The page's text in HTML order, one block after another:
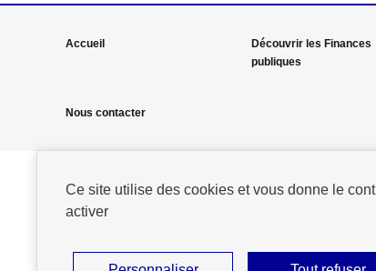
Ce site utilise des cookies et vous donne le
activer
Mega
Pied
de
page
Accueil
Découvrir les Finances
publiques
Nous contacter